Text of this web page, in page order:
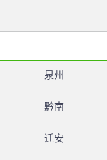
泉州
黔南
迁安